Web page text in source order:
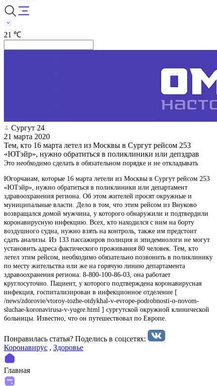
21 ℃
Сургут 24
21 марта 2020
Тем, кто 16 марта летел из Москвы в Сургут рейсом 253
«ЮТэйр», нужно обратиться в поликлиники или депздрав
Это необходимо сделать в обязательном порядке и не откладывать
Югорчанам, которые 16 марта летели из Москвы в Сургут рейсом 253
«ЮТэйр», нужно обратиться в поликлиники или департамент
здравоохранения региона. Об этом жителей просят окружные и
муниципальные власти. Дело в том, что этим рейсом из Внуково
возвращался домой мужчина, у которого обнаружили и подтвердили
коронавирусную инфекцию. Всех, кто находился с ним на борту
воздушного судна, нужно взять на контроль, также им предстоит
сдать анализы. Из 133 пассажиров полиция и эпидемиологи не могут
установить адреса фактического проживания 80 человек. Тем, кто
летел этим рейсом, необходимо обязательно позвонить в поликлинику
по месту жительства или же на горячую линию департамента
здравоохранения региона: 8-800-100-86-03, она работает
круглосуточно. Пациент, у которого подтверждена коронавирусная
инфекция, госпитализирован в инфекционное отделение [
/news/zdorovie/vtoroy-tozhe-otdykhal-v-evrope-podrobnosti-o-novom-
sluchae-koronavirusa-v-yugre.html ] сургутской окружной клинической
больницы. Известно, что он путешествовал по Европе.
Понравилась статья? Поделиcь в соцсетях:
Коронавирус , Здоровье
Главная